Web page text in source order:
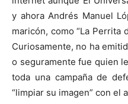
y ahora Andrés Manuel
maricón, como “La Perrita
Curiosamente, no ha
o seguramente fue quien
toda una campaña de
“limpiar su imagen” con el